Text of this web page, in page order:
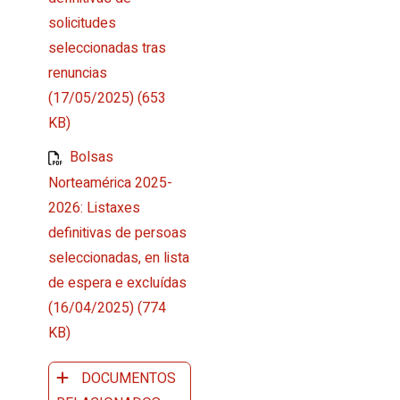
solicitudes
seleccionadas tras
renuncias
(17/05/2025) (653
KB)
Bolsas
Norteamérica 2025-
2026: Listaxes
definitivas de persoas
seleccionadas, en lista
de espera e excluídas
(16/04/2025) (774
KB)
DOCUMENTOS